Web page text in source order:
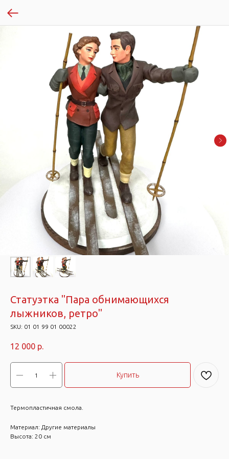
Статуэтка "Пара обнимающихся
лыжников, ретро"
SKU: 01 01 99 01 00022
12 000 р.
Купить
Термопластичная смола.
Материал: Другие материалы
Высота: 20 см